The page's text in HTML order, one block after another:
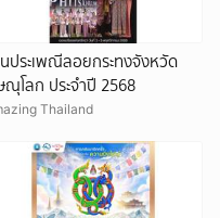
ประเพณีลอยกระทงจังหวัด
โลก ประจำปี 2568
Thailand